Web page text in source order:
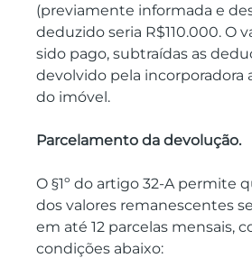
(previamente informada e
deduzido seria R$110.000. O
sido pago, subtraídas as
devolvido pela incorporadora
do imóvel.
Parcelamento da devolução.
O §1º do artigo 32-A permite
dos valores remanescentes
em até 12 parcelas mensais,
condições abaixo: